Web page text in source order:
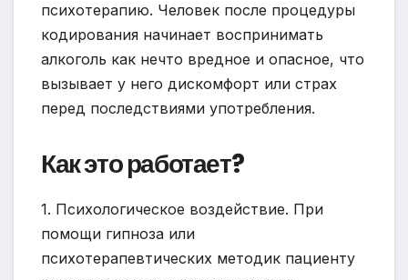
психотерапию. Человек после процедуры
кодирования начинает воспринимать
алкоголь как нечто вредное и опасное, что
вызывает у него дискомфорт или страх
перед последствиями употребления.
Как это работает?
1. Психологическое воздействие. При
помощи гипноза или
психотерапевтических методик пациенту